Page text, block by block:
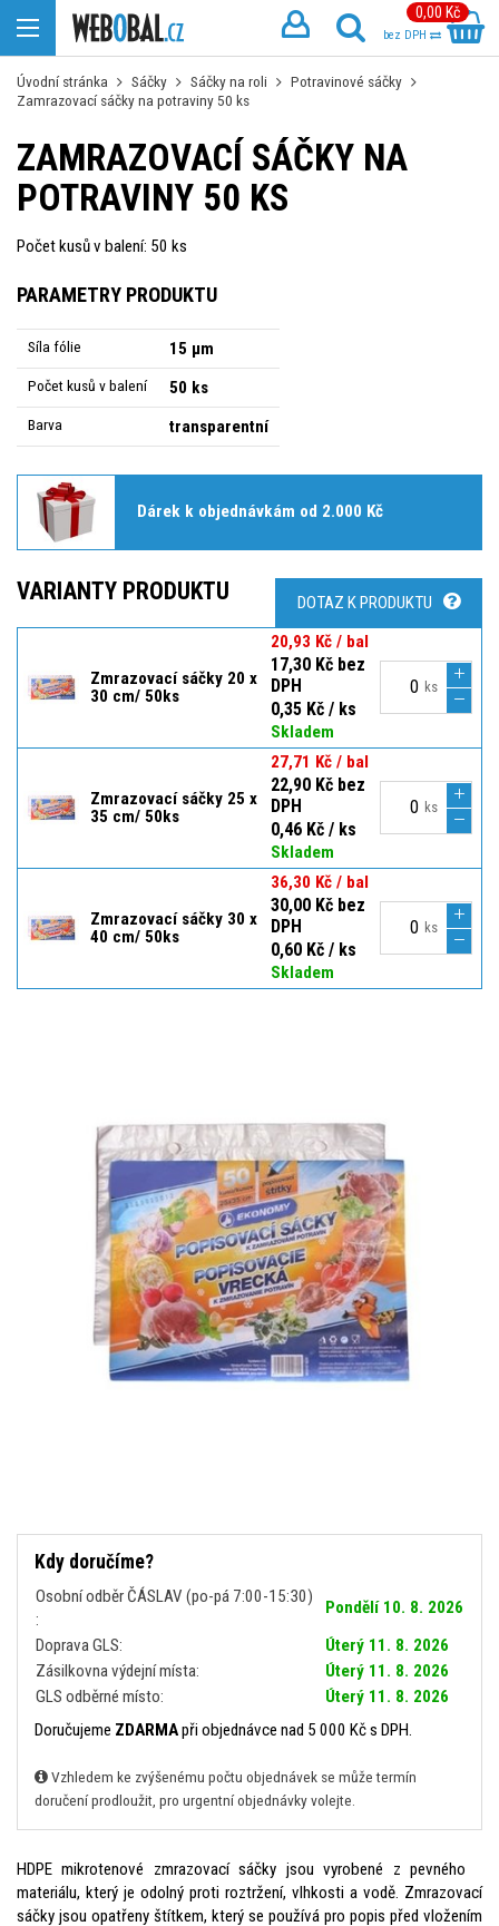
0,00 Kč
bez DPH
Úvodní stránka Sáčky Sáčky na roli
Potravinové sáčky
Zamrazovací sáčky na potraviny 50 ks
Kdy doručíme?
Osobní odběr ČÁSLAV (po-pá 7:00-15:30)
:
Pondělí 10. 8. 2026
Doprava GLS:
Úterý 11. 8. 2026
Zásilkovna výdejní místa:
Úterý 11. 8. 2026
GLS odběrné místo:
Úterý 11. 8. 2026
Doručujeme ZDARMApři objednávce nad 5 000 Kč s DPH.
Vzhledem ke zvýšenému počtu objednávek se může termín
doručení prodloužit, pro urgentní objednávky volejte.
HDPE mikrotenové zmrazovací sáčky jsou vyrobené z pevného
materiálu, který je odolný proti roztržení, vlhkosti a vodě. Zmrazovací
sáčky jsou opatřeny štítkem, který se používá pro popis před vložením
ZAMRAZOVACÍ SÁČKY NA
POTRAVINY 50 KS
Počet kusů v balení: 50 ks
PARAMETRY PRODUKTU
Síla fólie 15 µm
Počet kusů v balení 50 ks
Barva transparentní
Dárek k objednávkám od 2.000 Kč
VARIANTY PRODUKTU DOTAZ K PRODUKTU
Zmrazovací sáčky 20 x
30 cm/ 50ks
20,93 Kč / bal
17,30 Kč bez
DPH
0,35 Kč / ks
Skladem
ks
Zmrazovací sáčky 25 x
35 cm/ 50ks
27,71 Kč / bal
22,90 Kč bez
DPH
0,46 Kč / ks
Skladem
ks
Zmrazovací sáčky 30 x
40 cm/ 50ks
36,30 Kč / bal
30,00 Kč bez
DPH
0,60 Kč / ks
Skladem
ks